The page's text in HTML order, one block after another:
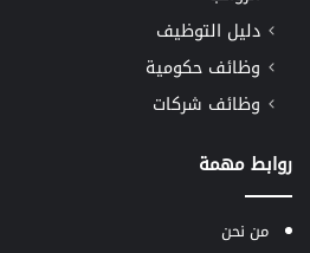
دليل التوظيف
وظائف حكومية
وظائف شركات
روابط مهمة
من نحن